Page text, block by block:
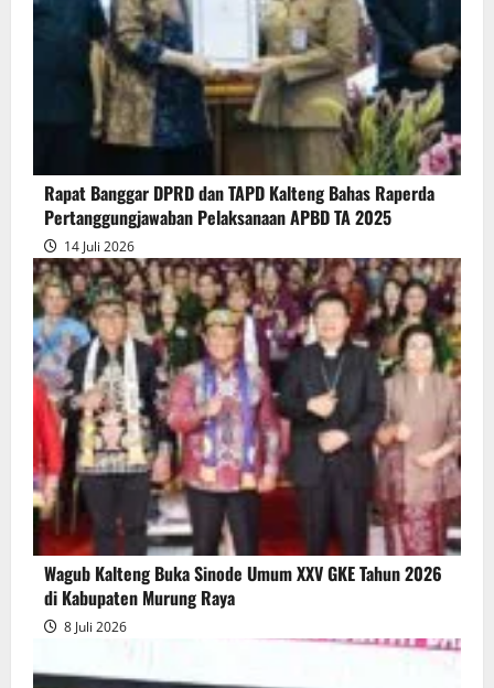
Akhir
Gubernur
atas
Persetujuan
Bersama
Raperda
Pertanggungjawaban
Pelaksanaan
APBD
2025
Rapat Banggar DPRD dan TAPD Kalteng Bahas Raperda
Pertanggungjawaban Pelaksanaan APBD TA 2025
14 Juli 2026
Wagub Kalteng Buka Sinode Umum XXV GKE Tahun 2026
di Kabupaten Murung Raya
8 Juli 2026